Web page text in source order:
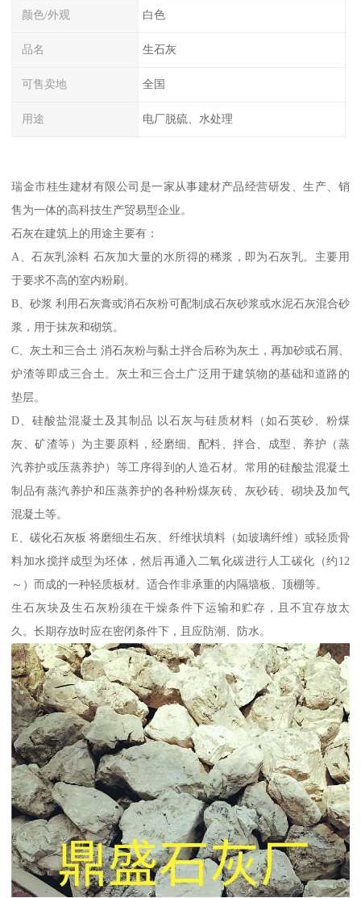
颜色/外观 白色
品名 生石灰
可售卖地 全国
用途 电厂脱硫、水处理
瑞金市桂生建材有限公司是一家从事建材产品经营研发、生产、销
售为一体的高科技生产贸易型企业。
石灰在建筑上的用途主要有：
A、石灰乳涂料 石灰加大量的水所得的稀浆，即为石灰乳。主要用
于要求不高的室内粉刷。
B、砂浆 利用石灰膏或消石灰粉可配制成石灰砂浆或水泥石灰混合砂
浆，用于抹灰和砌筑。
C、灰土和三合土 消石灰粉与黏土拌合后称为灰土，再加砂或石屑、
炉渣等即成三合土。灰土和三合土广泛用于建筑物的基础和道路的
垫层。
D、硅酸盐混凝土及其制品 以石灰与硅质材料（如石英砂、粉煤
灰、矿渣等）为主要原料，经磨细、配料、拌合、成型、养护（蒸
汽养护或压蒸养护）等工序得到的人造石材。常用的硅酸盐混凝土
制品有蒸汽养护和压蒸养护的各种粉煤灰砖、灰砂砖、砌块及加气
混凝土等。
E、碳化石灰板 将磨细生石灰、纤维状填料（如玻璃纤维）或轻质骨
料加水搅拌成型为坯体，然后再通入二氧化碳进行人工碳化（约12
～）而成的一种轻质板材。适合作非承重的内隔墙板、顶棚等。
生石灰块及生石灰粉须在干燥条件下运输和贮存，且不宜存放太
久。长期存放时应在密闭条件下，且应防潮、防水。